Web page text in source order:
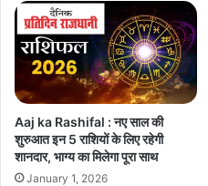
,
गि
र
फ्ता
र
ण
शि
वि
र
का
मा
प
न
Aaj ka Rashifal : नए साल की
शुरुआत इन 5 राशियों के लिए रहेगी
शानदार, भाग्य का मिलेगा पूरा साथ
January 1, 2026